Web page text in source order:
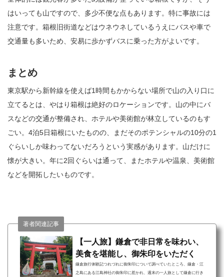
はいっても山ですので、多少不便な点もあります。特に事故には
注意です。箱根旧街道などはウネウネしているうえにバスや車で
交通量も多いため、安易に歩かずバスに乗った方がよいです。
まとめ
東京駅から新幹線を使えば1時間もかからない場所で山の入り口に
立てるとは、やはり箱根は絶好のロケーションです。山の中にバ
スなどの交通が整備され、ホテルや美術館が林立しているのもす
ごい。4泊5日箱根にいたものの、まだそのポテンシャルの10分の1
ぐらいしか味わってないだろうという実感があります。山だけに
懐が大きい。年に2回ぐらいは通って、またホテルや温泉、美術館
などを開拓したいものです。
【一人旅】鎌倉で非日常を味わい、
美食を堪能し、御朱印をいただく
鎌倉旅行体験記つれづれに御朱印について調べていたところ、鎌倉・江
之島にある江島神社の御朱印に惹かれ、週末の一人旅として鎌倉に行き
著者関連記事